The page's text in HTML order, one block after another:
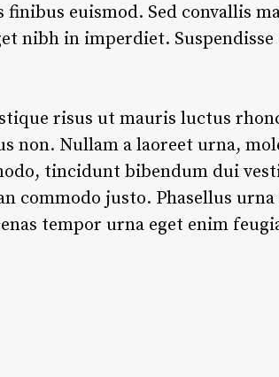
euismod. Sed convallis
nibh in imperdiet.
risus ut mauris luctus
non. Nullam a laoreet urna,
tincidunt bibendum dui
commodo justo. Phasellus
tempor urna eget enim